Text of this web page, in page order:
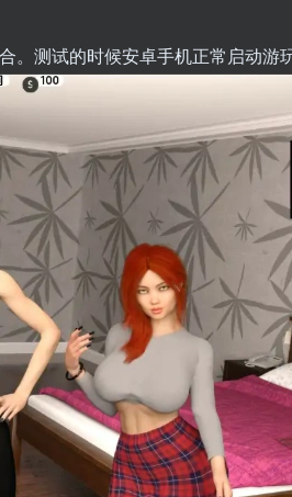
。测试的时候安卓手机正常启动游